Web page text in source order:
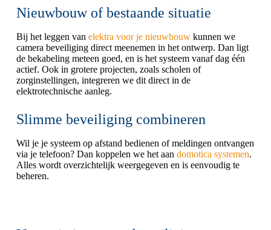
Nieuwbouw of bestaande situatie
Bij het leggen van elektra voor je nieuwbouwkunnen we
camera beveiliging direct meenemen in het ontwerp. Dan ligt
de bekabeling meteen goed, en is het systeem vanaf dag één
actief. Ook in grotere projecten, zoals scholen of
zorginstellingen, integreren we dit direct in de
elektrotechnische aanleg.
Slimme beveiliging combineren
Wil je je systeem op afstand bedienen of meldingen ontvangen
via je telefoon? Dan koppelen we het aan domotica systemen.
Alles wordt overzichtelijk weergegeven en is eenvoudig te
beheren.